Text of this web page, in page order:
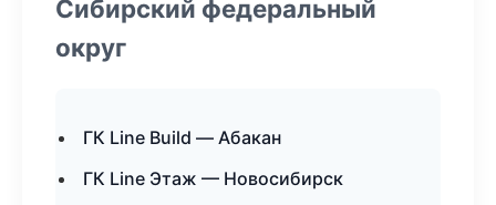
Сибирский федеральный
округ
ГК Line Build — Абакан
ГК Line Этаж — Новосибирск